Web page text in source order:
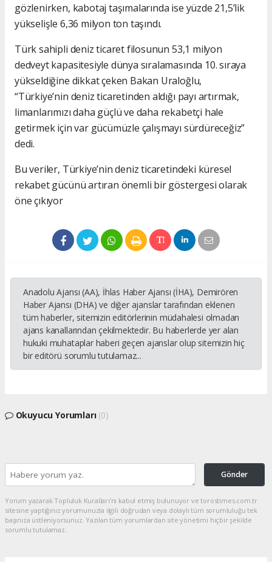
gözlenirken, kabotaj taşımalarında ise yüzde 21,5’lik
yükselişle 6,36 milyon ton taşındı.
Türk sahipli deniz ticaret filosunun 53,1 milyon
dedveyt kapasitesiyle dünya sıralamasında 10. sıraya
yükseldiğine dikkat çeken Bakan Uraloğlu,
“Türkiye’nin deniz ticaretinden aldığı payı artırmak,
limanlarımızı daha güçlü ve daha rekabetçi hale
getirmek için var gücümüzle çalışmayı sürdüreceğiz”
dedi.
Bu veriler, Türkiye’nin deniz ticaretindeki küresel
rekabet gücünü artıran önemli bir göstergesi olarak
öne çıkıyor
Anadolu Ajansı (AA), İhlas Haber Ajansı (İHA), Demirören
Haber Ajansı (DHA) ve diğer ajanslar tarafından eklenen
tüm haberler, sitemizin editörlerinin müdahalesi olmadan
ajans kanallarından çekilmektedir. Bu haberlerde yer alan
hukuki muhataplar haberi geçen ajanslar olup sitemizin hiç
bir editörü sorumlu tutulamaz...
Okuyucu Yorumları (0)
Gönder
Yorum yazarak Topluluk Kuralları’nı kabul etmiş bulunuyor ve torostimes.com.tr
sitesine yaptığınız yorumunuzla ilgili doğrudan veya dolaylı tüm sorumluluğu tek
başınıza üstleniyorsunuz. Yazılan tüm yorumlardan site yönetimi hiçbir şekilde
sorumlu tutulamaz.